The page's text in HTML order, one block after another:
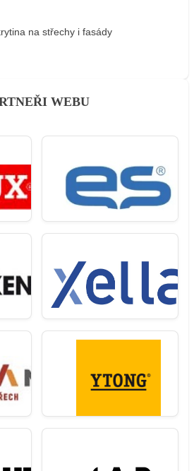
na střechy i fasády
WEBU